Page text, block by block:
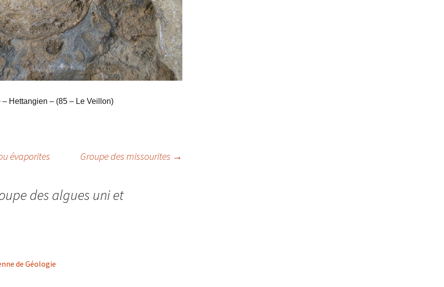
– Hettangien – (85 – Le Veillon)
évaporites Groupe des missourites →
des algues uni et
de Géologie